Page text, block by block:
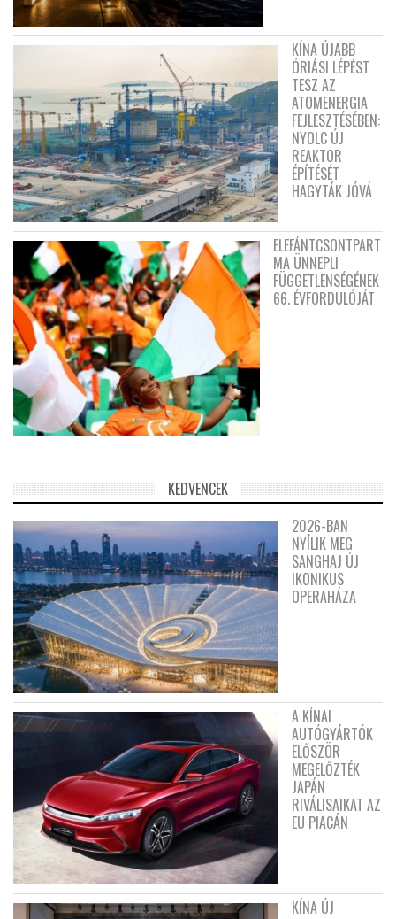
KÍNA ÚJABB
ÓRIÁSI LÉPÉST
TESZ AZ
ATOMENERGIA
FEJLESZTÉSÉBEN:
NYOLC ÚJ
REAKTOR
ÉPÍTÉSÉT
HAGYTÁK JÓVÁ
ELEFÁNTCSONTPART
MA ÜNNEPLI
FÜGGETLENSÉGÉNEK
66. ÉVFORDULÓJÁT
KEDVENCEK
2026-BAN
NYÍLIK MEG
SANGHAJ ÚJ
IKONIKUS
OPERAHÁZA
A KÍNAI
AUTÓGYÁRTÓK
ELŐSZÖR
MEGELŐZTÉK
JAPÁN
RIVÁLISAIKAT AZ
EU PIACÁN
KÍNA ÚJ